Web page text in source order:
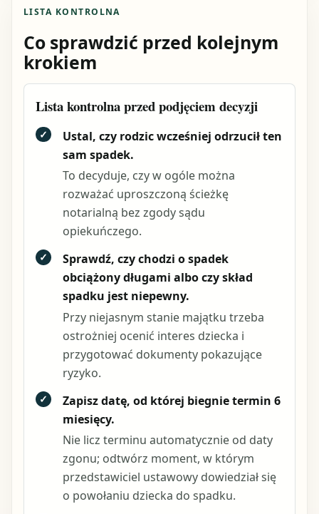
LISTA KONTROLNA
Co sprawdzić przed kolejnym
krokiem
Lista kontrolna przed podjęciem decyzji
✓
Ustal, czy rodzic wcześniej odrzucił ten
sam spadek.
To decyduje, czy w ogóle można
rozważać uproszczoną ścieżkę
notarialną bez zgody sądu
opiekuńczego.
✓
Sprawdź, czy chodzi o spadek
obciążony długami albo czy skład
spadku jest niepewny.
Przy niejasnym stanie majątku trzeba
ostrożniej ocenić interes dziecka i
przygotować dokumenty pokazujące
ryzyko.
✓ Zapisz datę, od której biegnie termin 6
miesięcy.
Nie licz terminu automatycznie od daty
zgonu; odtwórz moment, w którym
przedstawiciel ustawowy dowiedział się
o powołaniu dziecka do spadku.